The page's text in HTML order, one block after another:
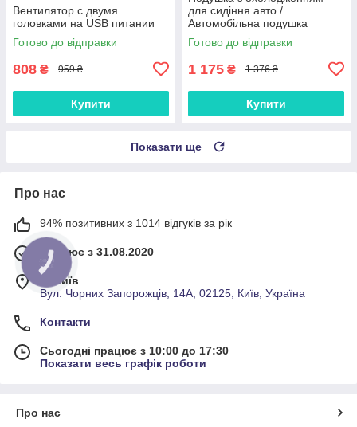
Вентилятор с двумя
головками на USB питании
Готово до відправки
808 ₴ 959 ₴
Купити
для сидіння авто /
Автомобільна подушка
охолодження сидіння / USB
подушка з вентиляторами
Готово до відправки
1 175 ₴ 1 376 ₴
Купити
Показати ще
Про нас
94% позитивних з 1014 відгуків за рік
Працює з 31.08.2020
м. Київ
Вул. Чорних Запорожців, 14А, 02125, Київ, Україна
Контакти
Сьогодні працює з 10:00 до 17:30
Показати весь графік роботи
Про нас